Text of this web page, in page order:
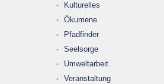
Kulturelles
Ökumene
Pfadfinder
Seelsorge
Umweltarbeit
Veranstaltung